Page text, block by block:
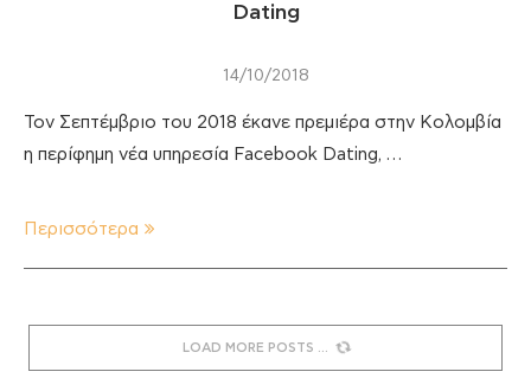
Dating
14/10/2018
Τον Σεπτέμβριο του 2018 έκανε πρεμιέρα στην Κολομβία
η περίφημη νέα υπηρεσία Facebook Dating, …
Περισσότερα
LOAD MORE POSTS